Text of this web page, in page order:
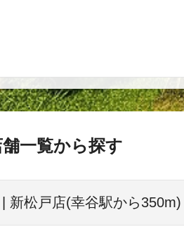
一覧から探す
新松戸店(幸谷駅から350m)